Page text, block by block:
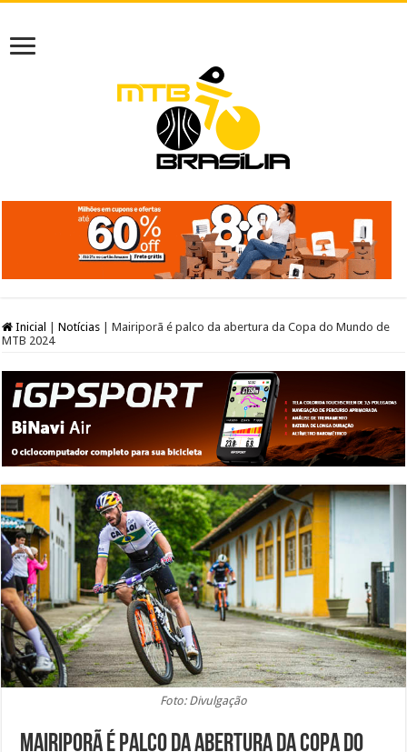
Inicial Notícias
Mairiporã é palco da abertura da Copa do Mundo de
MTB 2024
Foto: Divulgação
Mairiporã é palco da abertura da Copa do